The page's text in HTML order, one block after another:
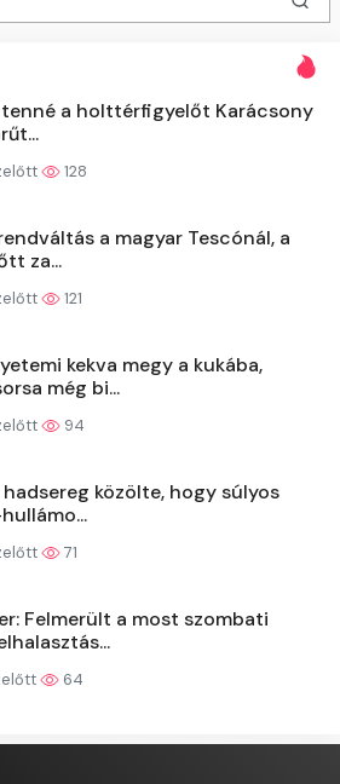
a holttérfigyelőt Karácsony
128
a magyar Tescónál, a
za...
121
kekva megy a kukába,
még bi...
94
közölte, hogy súlyos
71
Felmerült a most szombati
64